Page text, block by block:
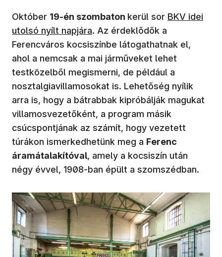
Október 19-én szombaton kerül sor BKV idei
utolsó nyílt napjára. Az érdeklődők a
Ferencváros kocsiszínbe látogathatnak el,
ahol a nemcsak a mai járműveket lehet
testközelből megismerni, de például a
nosztalgiavillamosokat is. Lehetőség nyílik
arra is, hogy a bátrabbak kipróbálják magukat
villamosvezetőként, a program másik
csúcspontjának az számít, hogy vezetett
túrákon ismerkedhetünk meg a Ferenc
áramátalakítóval, amely a kocsiszín után
négy évvel, 1908-ban épült a szomszédban.